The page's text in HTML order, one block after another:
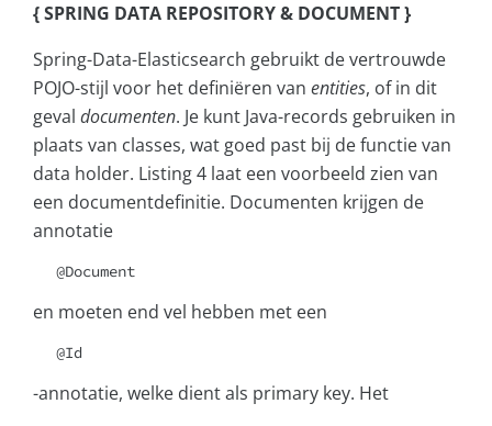
{ SPRING DATA REPOSITORY & DOCUMENT }
Spring-Data-Elasticsearch gebruikt de vertrouwde
POJO-stijl voor het definiëren van entities, of in dit
geval documenten. Je kunt Java-records gebruiken in
plaats van classes, wat goed past bij de functie van
data holder. Listing 4 laat een voorbeeld zien van
een documentdefinitie. Documenten krijgen de
annotatie
@Document
en moeten end vel hebben met een
@Id
-annotatie, welke dient als primary key. Het